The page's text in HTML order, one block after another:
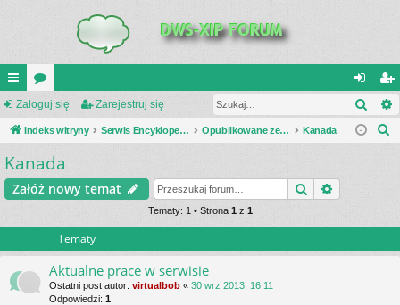
UI
C
K
_L
or
a
al
og
ar
ej
Zaloguj się Zarejestruj się
Indeks witryny Serwis Encyklopedia Uzbrojenia Opublikowane zestawienia Kanada
j
Kanada
Załóż nowy temat Szukaj
Tematy: 1 • Strona 1 z 1
Tematy
Aktualne prace w serwisie
Ostatni post autor: virtualbob « 30 wrz 2013, 16:11
Odpowiedzi: 1